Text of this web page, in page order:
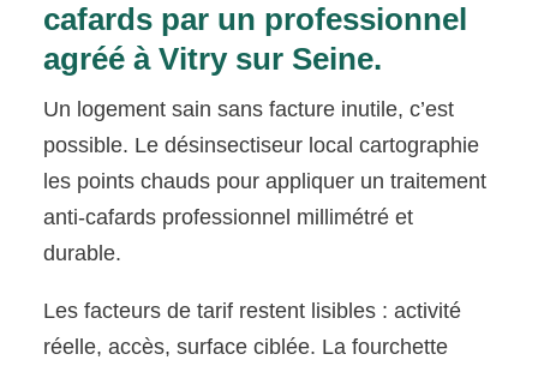
cafards par un professionnel
agréé à Vitry sur Seine.
Un logement sain sans facture inutile, c’est
possible. Le désinsectiseur local cartographie
les points chauds pour appliquer un traitement
anti-cafards professionnel millimétré et
durable.
Les facteurs de tarif restent lisibles : activité
réelle, accès, surface ciblée. La fourchette